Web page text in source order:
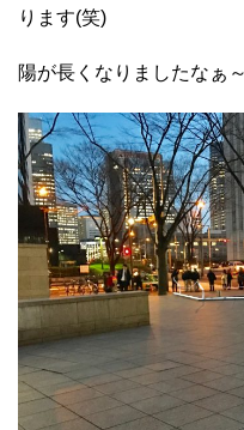
ります(笑)
陽が長くなりましたなぁ～